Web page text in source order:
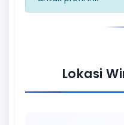
Lokasi